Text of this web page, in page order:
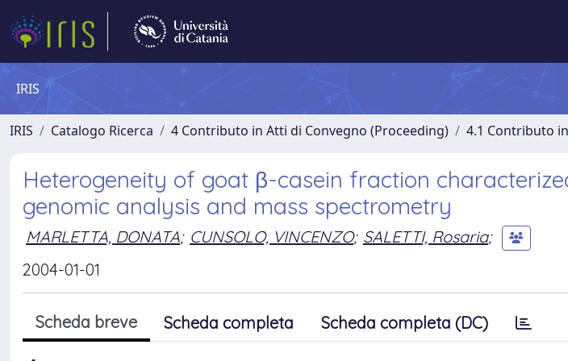
IRIS
IRIS Catalogo Ricerca 4 Contributo in Atti di Convegno (Proceeding) 4.1 Contributo
Heterogeneity of goat β-casein fraction
genomic analysis and mass spectrometry
MARLETTA, DONATA; CUNSOLO, VINCENZO; SALETTI, Rosaria;
2004-01-01
Scheda breve Scheda completa Scheda completa (DC)